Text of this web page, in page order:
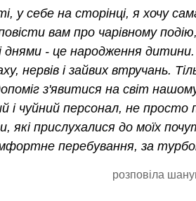
у себе на сторінці, я хочу
вам про чарівному
днями - це народження
нервів і зайвих втручань.
з'явитися на світ
і чуйний персонал, не просто
які прислухалися до моїх
перебування, за
розповіла